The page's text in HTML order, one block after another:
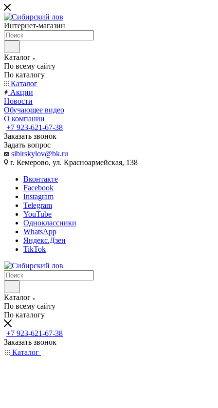
Интернет-магазин
Каталог
По всему сайту
По каталогу
Каталог
Акции
Новости
Обучающее видео
О компании
+7 923-621-67-38
Заказать звонок
Задать вопрос
sibirskylov@bk.ru
г. Кемерово, ул. Красноармейская, 138
Вконтакте
Facebook
Instagram
Telegram
YouTube
Одноклассники
WhatsApp
Яндекс.Дзен
TikTok
Каталог
По всему сайту
По каталогу
+7 923-621-67-38
Заказать звонок
Каталог